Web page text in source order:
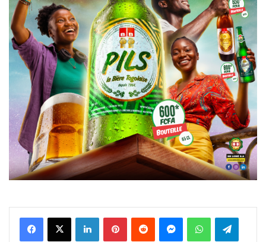
FacebookX Linkedin PinterestReddit MessengerWhatsAppTelegram